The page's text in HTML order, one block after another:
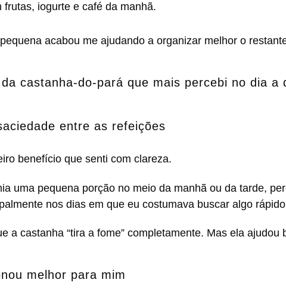
frutas, iogurte e café da manhã.
acabou me ajudando a organizar melhor o
castanha-do-pará que mais percebi no dia a
entre as refeições
benefício que senti com clareza.
uma pequena porção no meio da manhã ou da tarde,
nos dias em que eu costumava buscar algo
a castanha “tira a fome” completamente. Mas ela
melhor para mim